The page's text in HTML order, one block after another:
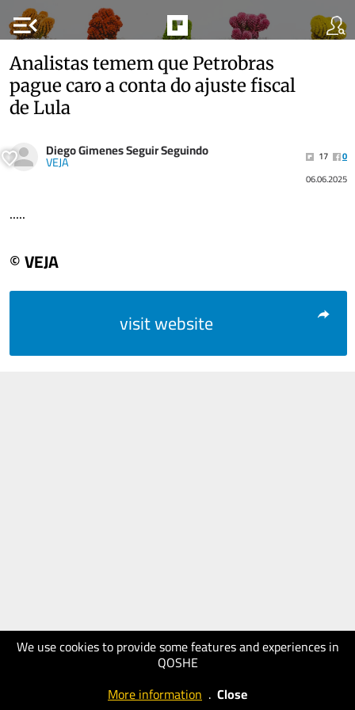
menu_open
We use cookies to provide some features and experiences in
QOSHE
More information . Close
Analistas temem que Petrobras
pague caro a conta do ajuste fiscal
de Lula
Diego Gimenes Seguir Seguindo
VEJA 17
0
06.06.2025
.....
© VEJA
visit website